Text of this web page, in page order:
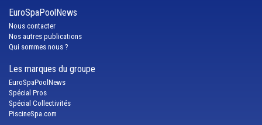
EuroSpaPoolNews
Nous contacter
Nos autres publications
Qui sommes nous ?
Les marques du groupe
EuroSpaPoolNews
Spécial Pros
Spécial Collectivités
PiscineSpa.com